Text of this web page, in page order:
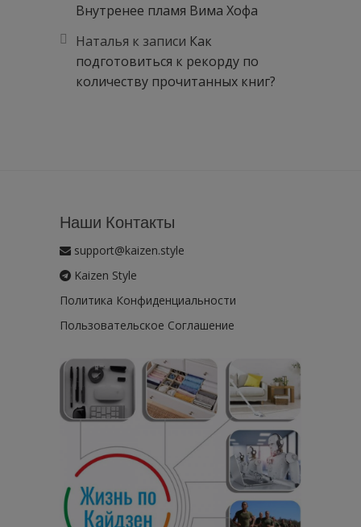
Внутренее пламя Вима Хофа
Наталья к записи Как
подготовиться к рекорду по
количеству прочитанных книг?
Наши Контакты
support@kaizen.style
Kaizen Style
Политика Конфиденциальности
Пользовательское Соглашение